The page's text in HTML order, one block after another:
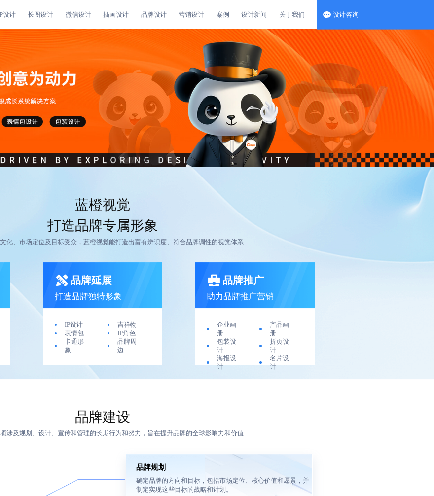
设计 长图设计 微信设计 插画设计 品牌设计 营销设计 案例 设计新闻 关于我们 设计咨询
蓝橙视觉
打造品牌专属形象
化、市场定位及目标受众，蓝橙视觉能打造出富有辨识度、符合品牌调性的视觉体系
品牌延展
打造品牌独特形象
IP设计
吉祥物
表情包
IP角色
卡通形
象
品牌周
边
品牌推广
助力品牌推广营销
企业画
册
产品画
册
包装设
计
折页设
计
海报设
计
名片设
计
品牌建设
涉及规划、设计、宣传和管理的长期行为和努力，旨在提升品牌的全球影响力和价值
品牌规划
确定品牌的方向和目标，包括市场定位、核心价值和愿景，并
制定实现这些目标的战略和计划。